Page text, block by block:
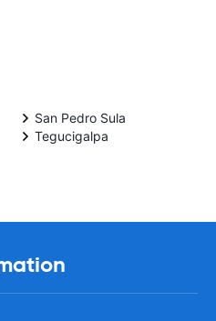
San Pedro Sula
Tegucigalpa